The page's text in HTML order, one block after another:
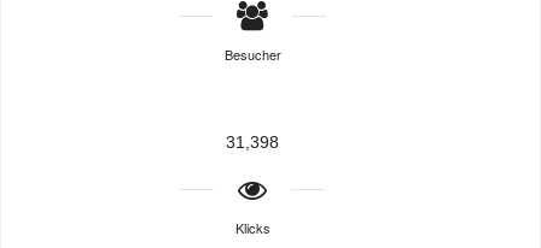
Besucher
31,398
Klicks